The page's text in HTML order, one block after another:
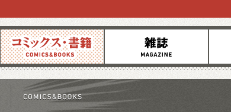
コミックス 雑誌 お知